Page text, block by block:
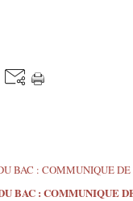
BAC : COMMUNIQUE